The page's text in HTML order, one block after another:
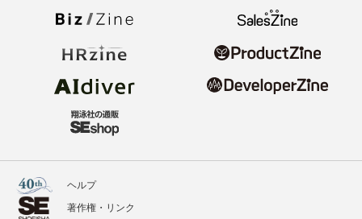
ヘルプ
著作権・リンク